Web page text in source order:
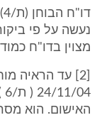
נעשה על פי
מצוין בדו"ח
[2] עד הראיה
האישום. הוא